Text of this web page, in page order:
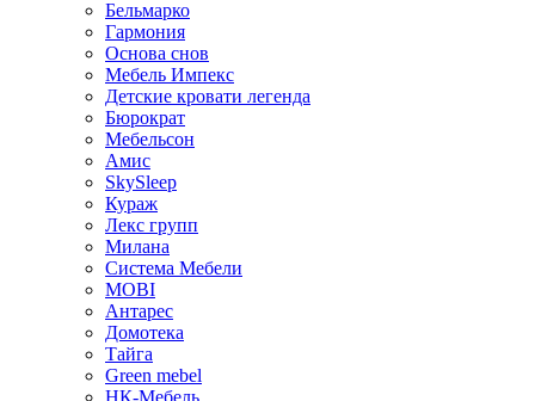
Бельмарко
Гармония
Основа снов
Мебель Импекс
Детские кровати легенда
Бюрократ
Мебельсон
Амис
SkySleep
Кураж
Лекс групп
Милана
Система Мебели
MOBI
Антарес
Домотека
Тайга
Green mebel
НК-Мебель